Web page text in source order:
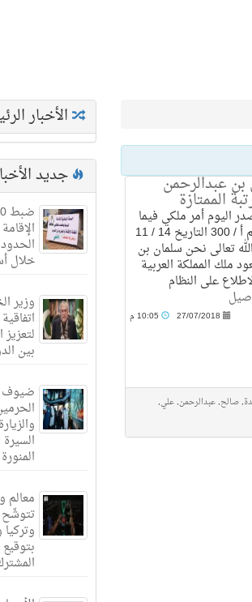
الأخبار
جديد
خلال
وزير
بين
ضيوف
السيرة
المنورة
معالم
تتوشّح
عبدالرحمن
الممتازة
اليوم أمر ملكي فيما
يلي نصه :- الرقم أ / 300 التاريخ 14 / 11
الله تعالى نحن سلمان بن
ملك المملكة العربية
على النظام
27/07/2018
,صالح,عبدالرحمن,علي,